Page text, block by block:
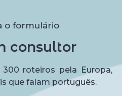
o formulário
consultor
roteiros pela Europa,
que falam português.